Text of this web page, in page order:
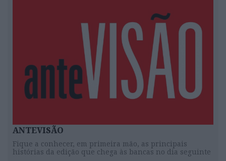
ANTEVISÃO
Fique a conhecer, em primeira mão, as principais
histórias da edição que chega às bancas no dia seguinte